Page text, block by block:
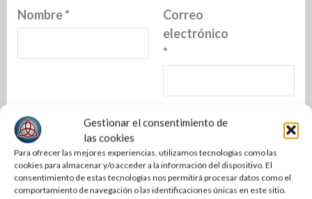
Gestionar el consentimiento de
las cookies
Para ofrecer las mejores experiencias, utilizamos tecnologías como las
cookies para almacenar y/o acceder a la información del dispositivo. El
consentimiento de estas tecnologías nos permitirá procesar datos como el
comportamiento de navegación o las identificaciones únicas en este sitio.
Nombre*
Correo
electrónico
*
Web